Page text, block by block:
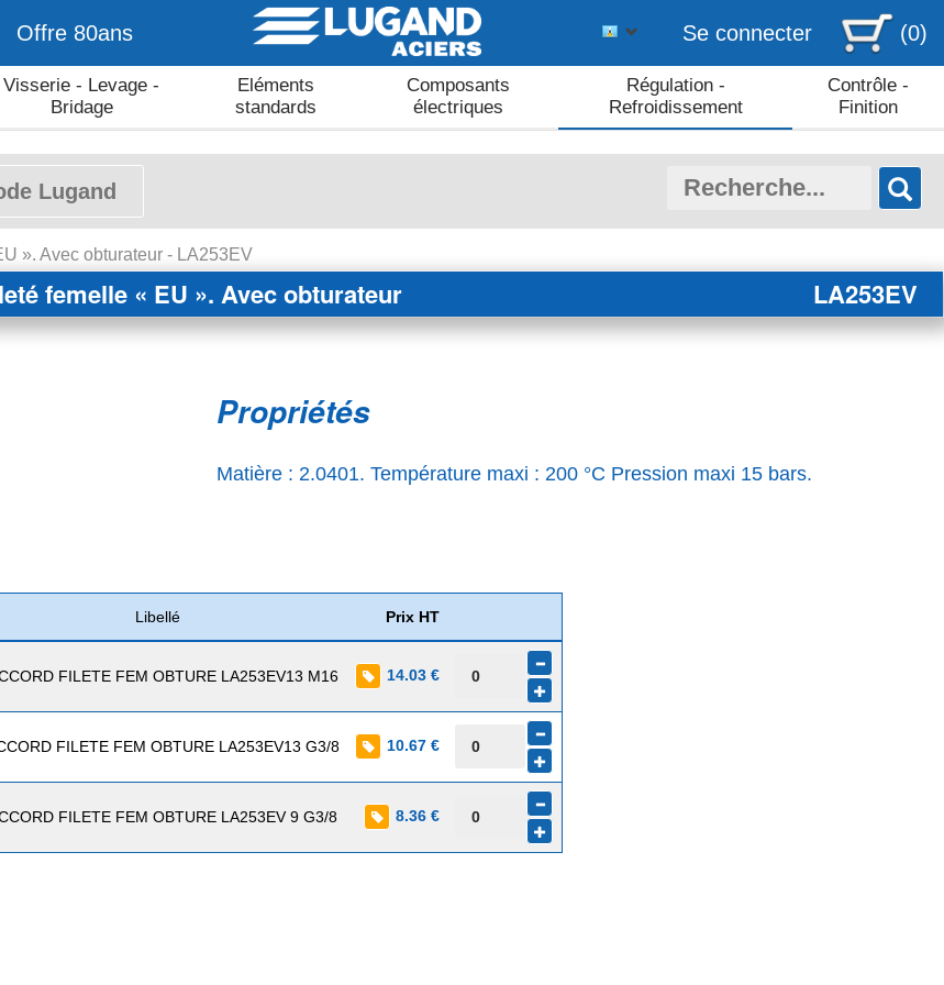
Offre 80ans Se connecter (0)
Visserie - Levage -
Bridage
Eléments
standards
Composants
électriques
Régulation -
Refroidissement
Contrôle -
Finition
». Avec obturateur - LA253EV
femelle « EU ». Avec obturateur LA253EV
Propriétés
Matière : 2.0401. Température maxi : 200 °C Pression maxi 15 bars.
Libellé Prix HT
FILETE FEM OBTURE LA253EV13 M16 14.03 €
FILETE FEM OBTURE LA253EV13 G3/8 10.67 €
FILETE FEM OBTURE LA253EV 9 G3/8 8.36 €